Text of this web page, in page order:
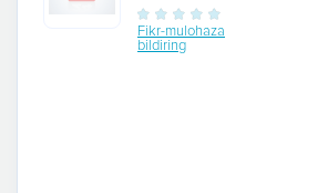
Fikr-mulohaza
bildiring